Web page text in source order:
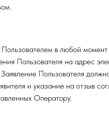
в любой момент
Пользователя нa адрес
Пользователя
и указание нa отзыв
Оператору.